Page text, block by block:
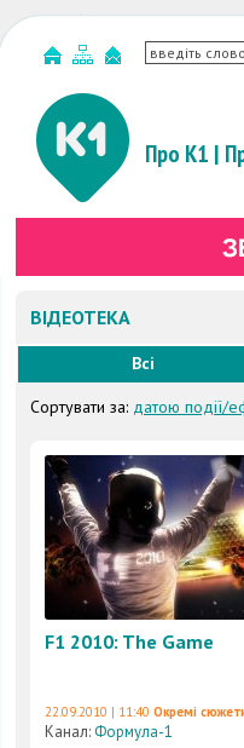
Про К1 |
ВІДЕОТЕКА
Всі
Сортувати за: датою події/
F1 2010: The Game
22.09.2010 | 11:40 Окремі
Канал:Формула-1